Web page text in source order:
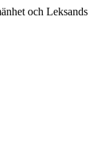
och Leksands